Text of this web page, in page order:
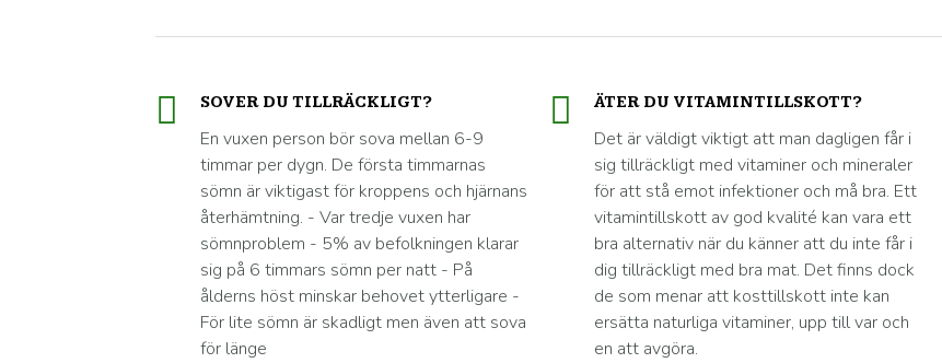
SOVER DU TILLRÄCKLIGT?
En vuxen person bör sova mellan 6-9
timmar per dygn. De första timmarnas
sömn är viktigast för kroppens och hjärnans
återhämtning. - Var tredje vuxen har
sömnproblem - 5% av befolkningen klarar
sig på 6 timmars sömn per natt - På
ålderns höst minskar behovet ytterligare -
För lite sömn är skadligt men även att sova
för länge
ÄTER DU VITAMINTILLSKOTT?
Det är väldigt viktigt att man dagligen får i
sig tillräckligt med vitaminer och mineraler
för att stå emot infektioner och må bra. Ett
vitamintillskott av god kvalité kan vara ett
bra alternativ när du känner att du inte får i
dig tillräckligt med bra mat. Det finns dock
de som menar att kosttillskott inte kan
ersätta naturliga vitaminer, upp till var och
en att avgöra.